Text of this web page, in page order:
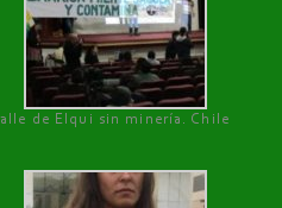
de Elqui sin minería. Chile